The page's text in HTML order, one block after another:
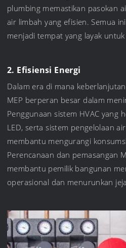
plumbing memastikan pasokan
air limbah yang efisien. Semua
menjadi tempat yang layak
2. Efisiensi Energi
Dalam era di mana
MEP berperan besar dalam
Penggunaan sistem HVAC yang
LED, serta sistem pengelolaan
membantu mengurangi
Perencanaan dan pemasangan
membantu pemilik bangunan
operasional dan menurunkan